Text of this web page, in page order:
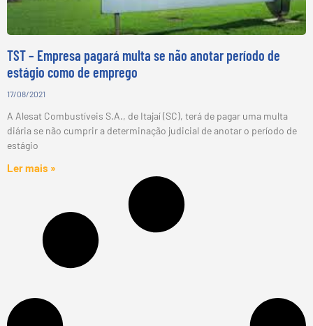
TST – Empresa pagará multa se não anotar período de
estágio como de emprego
17/08/2021
A Alesat Combustíveis S.A., de Itajaí (SC), terá de pagar uma multa
diária se não cumprir a determinação judicial de anotar o período de
estágio
Ler mais »